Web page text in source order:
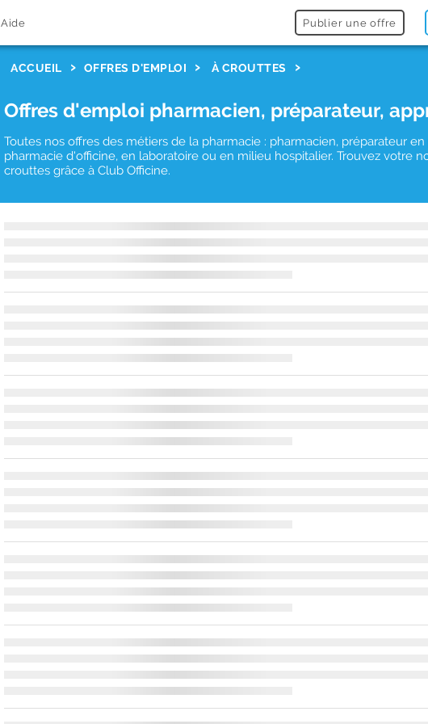
Aide Publier une offre
ACCUEIL OFFRES D'EMPLOI À CROUTTES
Offres d'emploi pharmacien, préparateur,
Toutes nos offres des métiers de la pharmacie : pharmacien, préparateur
pharmacie d'officine, en laboratoire ou en milieu hospitalier. Trouvez votre
crouttes grâce à Club Officine.